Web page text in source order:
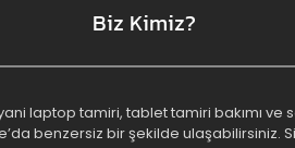
Biz Kimiz?
laptop tamiri, tablet tamiri bakımı ve
benzersiz bir şekilde